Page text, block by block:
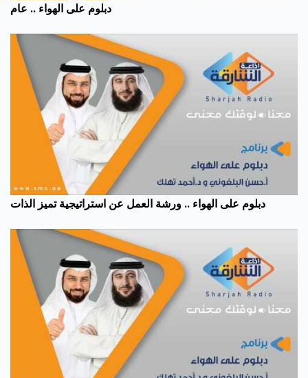
دبلوم على الهواء .. عام
دبلوم على الهواء .. ورشة العمل عن استراتيجية تميز الذات